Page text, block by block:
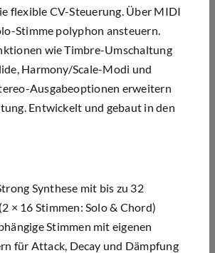
flexible CV-Steuerung. Über MIDI
Stimme polyphon ansteuern.
wie Timbre-Umschaltung
Harmony/Scale-Modi und
Ausgabeoptionen erweitern
Entwickelt und gebaut in den
Synthese mit bis zu 32
× 16 Stimmen: Solo & Chord)
Stimmen mit eigenen
für Attack, Decay und Dämpfung